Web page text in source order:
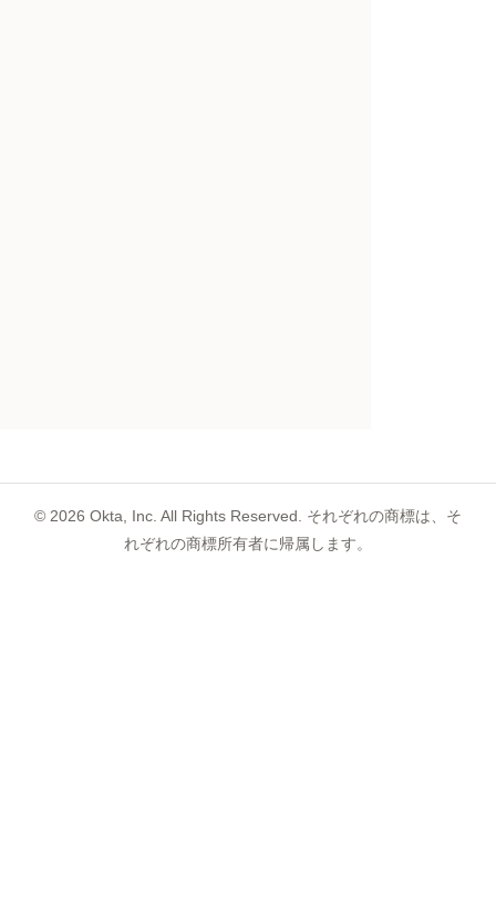
© 2026 Okta, Inc. All Rights Reserved. それぞれの商標は、そ
れぞれの商標所有者に帰属します。